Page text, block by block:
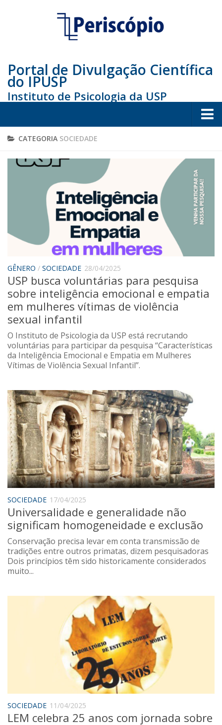
Portal de Divulgação Científica
do IPUSP
Instituto de Psicologia da USP
Home
Arte e Cultura
Seções
Mural do IP
Perfil
Commentor
Lançamento
Dossiês
Gênero
Transtorno do Espectro Autista
Contato
Quem somos
Sobre o Portal
CATEGORIA SOCIEDADE
GÊNERO / SOCIEDADE 28/04/2025
USP busca voluntárias para pesquisa
sobre inteligência emocional e empatia
em mulheres vítimas de violência
sexual infantil
O Instituto de Psicologia da USP está recrutando
voluntárias para participar da pesquisa “Características
da Inteligência Emocional e Empatia em Mulheres
Vítimas de Violência Sexual Infantil”.
SOCIEDADE 17/04/2025
Universalidade e generalidade não
significam homogeneidade e exclusão
Conservação precisa levar em conta transmissão de
tradições entre outros primatas, dizem pesquisadoras
Dois princípios têm sido historicamente considerados
muito...
SOCIEDADE 11/04/2025
LEM celebra 25 anos com jornada sobre